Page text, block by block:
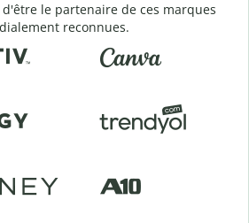
le partenaire de ces marques
reconnues.